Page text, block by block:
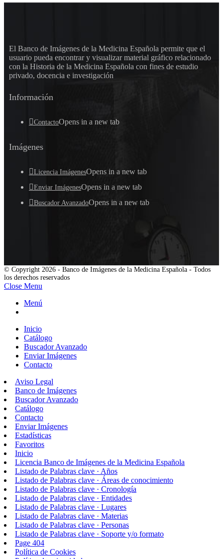
El Banco de Imágenes de la Medicina Española permite que el
usuario pueda encontrar y visualizar material gráfico relacionado
con la Historia de la Medicina Española con fines de estudio
privado, docencia e investigación
Información
ContactoOpens in a new tab
Imágenes
Licencia ImágenesOpens in a new tab
Enviar ImágenesOpens in a new tab
Buscador AvanzadoOpens in a new tab
© Copyright 2026 - Banco de Imágenes de la Medicina Española - Todos
los derechos reservados
Close Menu
Menú
Inicio
Catálogo
Buscador Avanzado
Enviar Imágenes
Contacto
Aviso Legal
Banco de Imágenes
Buscador Avanzado
Catálogo
Contacto
Enviar Imágenes
Estadísticas
Favoritos
Inicio
Licencia Banco de Imágenes de la Medicina Española
Listado de Palabras clave · Años
Listado de Palabras clave · Áreas de conocimiento
Listado de Palabras clave · Cronología
Listado de Palabras clave · Entidades
Listado de Palabras clave · Lugares
Listado de Palabras clave · Materias
Listado de Palabras clave · Personas
Listado de Palabras clave · Soporte y/o formato
Page 404
Política de Cookies